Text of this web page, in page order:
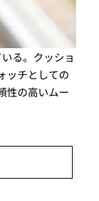
る。クッショ
ッチとしての
性の高いムー